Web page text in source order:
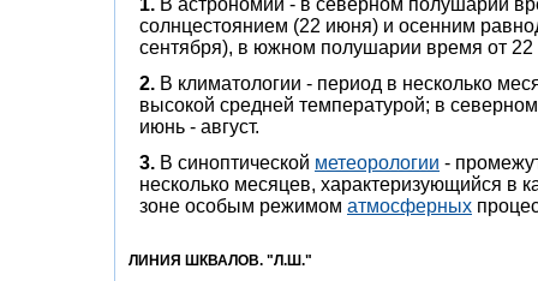
1. В астрономии - в северном полушарии
солнцестоянием (22 июня) и осенним
сентября), в южном полушарии время от 22
2. В климатологии - период в несколько
высокой средней температурой; в
июнь - август.
3. В синоптической метеорологии -
несколько месяцев, характеризующийся в
зоне особым режимом атмосферных
ЛИНИЯ ШКВАЛОВ. "Л.Ш."